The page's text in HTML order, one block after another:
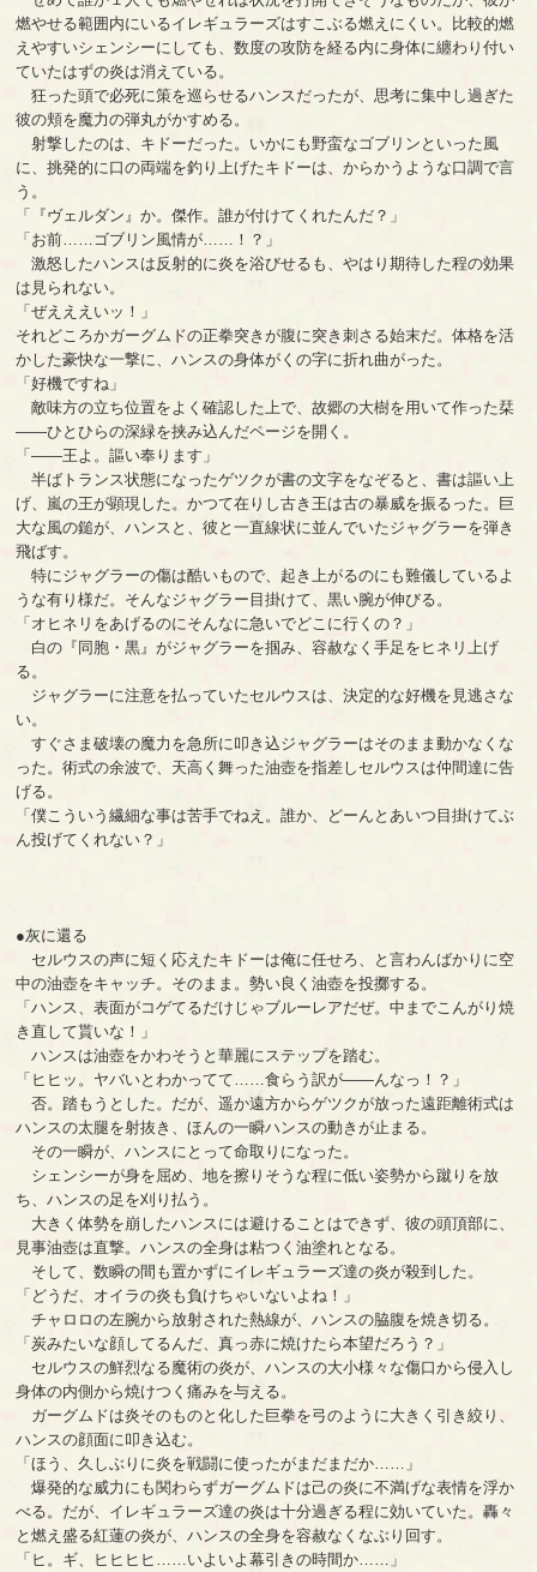
燃やせる範囲内にいるイレギュラーズはすこぶる燃えにくい。比較的燃
えやすいシェンシーにしても、数度の攻防を経る内に身体に纏わり付い
ていたはずの炎は消えている。
狂った頭で必死に策を巡らせるハンスだったが、思考に集中し過ぎた
彼の頬を魔力の弾丸がかすめる。
射撃したのは、キドーだった。いかにも野蛮なゴブリンといった風
に、挑発的に口の両端を釣り上げたキドーは、からかうような口調で言
う。
「『ヴェルダン』か。傑作。誰が付けてくれたんだ？」
「お前……ゴブリン風情が……！？」
激怒したハンスは反射的に炎を浴びせるも、やはり期待した程の効果
は見られない。
「ぜえええいッ！」
それどころかガーグムドの正拳突きが腹に突き刺さる始末だ。体格を活
かした豪快な一撃に、ハンスの身体がくの字に折れ曲がった。
「好機ですね」
敵味方の立ち位置をよく確認した上で、故郷の大樹を用いて作った栞
――ひとひらの深緑を挟み込んだページを開く。
「――王よ。謳い奉ります」
半ばトランス状態になったゲツクが書の文字をなぞると、書は謳い上
げ、嵐の王が顕現した。かつて在りし古き王は古の暴威を振るった。巨
大な風の鎚が、ハンスと、彼と一直線状に並んでいたジャグラーを弾き
飛ばす。
特にジャグラーの傷は酷いもので、起き上がるのにも難儀しているよ
うな有り様だ。そんなジャグラー目掛けて、黒い腕が伸びる。
「オヒネリをあげるのにそんなに急いでどこに行くの？」
白の『同胞・黒』がジャグラーを掴み、容赦なく手足をヒネリ上げ
る。
ジャグラーに注意を払っていたセルウスは、決定的な好機を見逃さな
い。
すぐさま破壊の魔力を急所に叩き込ジャグラーはそのまま動かなくな
った。術式の余波で、天高く舞った油壺を指差しセルウスは仲間達に告
げる。
「僕こういう繊細な事は苦手でねえ。誰か、どーんとあいつ目掛けてぶ
ん投げてくれない？」
●灰に還る
セルウスの声に短く応えたキドーは俺に任せろ、と言わんばかりに空
中の油壺をキャッチ。そのまま。勢い良く油壺を投擲する。
「ハンス、表面がコゲてるだけじゃブルーレアだぜ。中までこんがり焼
き直して貰いな！」
ハンスは油壺をかわそうと華麗にステップを踏む。
「ヒヒッ。ヤバいとわかってて……食らう訳が――んなっ！？」
否。踏もうとした。だが、遥か遠方からゲツクが放った遠距離術式は
ハンスの太腿を射抜き、ほんの一瞬ハンスの動きが止まる。
その一瞬が、ハンスにとって命取りになった。
シェンシーが身を屈め、地を擦りそうな程に低い姿勢から蹴りを放
ち、ハンスの足を刈り払う。
大きく体勢を崩したハンスには避けることはできず、彼の頭頂部に、
見事油壺は直撃。ハンスの全身は粘つく油塗れとなる。
そして、数瞬の間も置かずにイレギュラーズ達の炎が殺到した。
「どうだ、オイラの炎も負けちゃいないよね！」
チャロロの左腕から放射された熱線が、ハンスの脇腹を焼き切る。
「炭みたいな顔してるんだ、真っ赤に焼けたら本望だろう？」
セルウスの鮮烈なる魔術の炎が、ハンスの大小様々な傷口から侵入し
身体の内側から焼けつく痛みを与える。
ガーグムドは炎そのものと化した巨拳を弓のように大きく引き絞り、
ハンスの顔面に叩き込む。
「ほう、久しぶりに炎を戦闘に使ったがまだまだか……」
爆発的な威力にも関わらずガーグムドは己の炎に不満げな表情を浮か
べる。だが、イレギュラーズ達の炎は十分過ぎる程に効いていた。轟々
と燃え盛る紅蓮の炎が、ハンスの全身を容赦なくなぶり回す。
「ヒ。ギ、ヒヒヒヒ……いよいよ幕引きの時間か……」